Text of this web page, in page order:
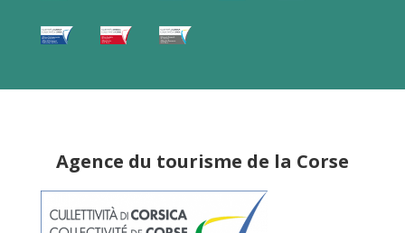
Agence du tourisme de la Corse